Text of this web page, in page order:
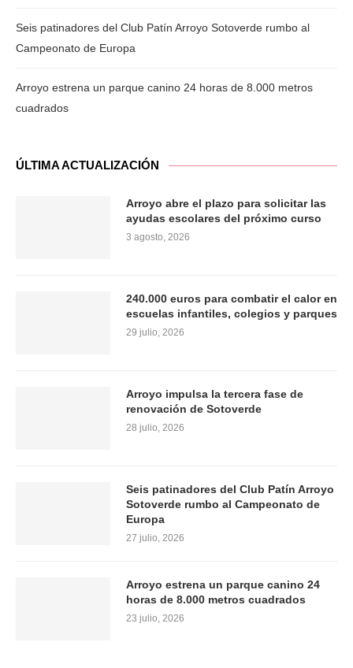
Seis patinadores del Club Patín Arroyo Sotoverde rumbo al
Campeonato de Europa
Arroyo estrena un parque canino 24 horas de 8.000 metros
cuadrados
ÚLTIMA ACTUALIZACIÓN
Arroyo abre el plazo para solicitar las
ayudas escolares del próximo curso
3 agosto, 2026
240.000 euros para combatir el calor en
escuelas infantiles, colegios y parques
29 julio, 2026
Arroyo impulsa la tercera fase de
renovación de Sotoverde
28 julio, 2026
Seis patinadores del Club Patín Arroyo
Sotoverde rumbo al Campeonato de
Europa
27 julio, 2026
Arroyo estrena un parque canino 24
horas de 8.000 metros cuadrados
23 julio, 2026